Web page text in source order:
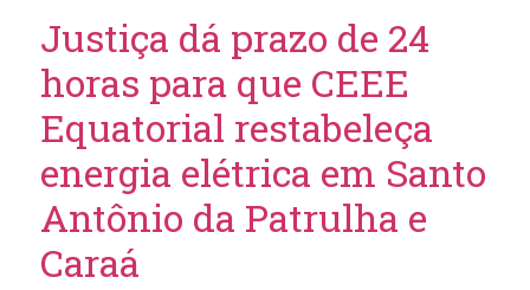
Justiça dá prazo de 24
horas para que CEEE
Equatorial restabeleça
energia elétrica em Santo
Antônio da Patrulha e
Caraá